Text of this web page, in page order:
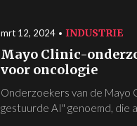
mrt 12, 2024 INDUSTRIE
Mayo Clinic-
voor oncologie
Onderzoekers van de Mayo
gestuurde AI" genoemd, die